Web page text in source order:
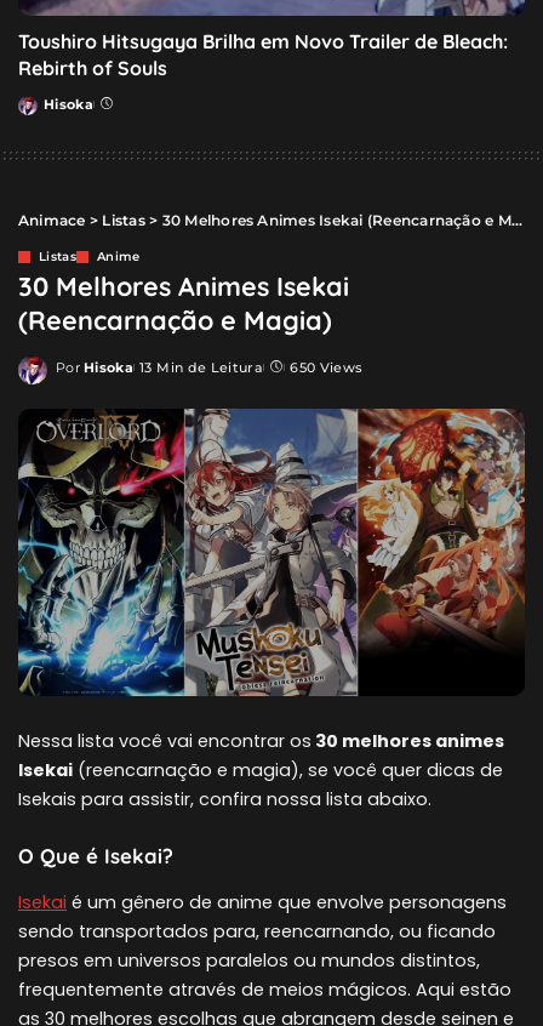
Toushiro Hitsugaya Brilha em Novo Trailer de Bleach:
Rebirth of Souls
Posted
Hisoka
Animace > Listas> 30 Melhores Animes Isekai (Reencarnação e Magia)
Listas Anime
30 Melhores Animes Isekai
(Reencarnação e Magia)
Posted
Por Hisoka 13 Min de Leitura 650 Views
Nessa lista você vai encontrar os 30 melhores animes
Isekai (reencarnação e magia), se você quer dicas de
Isekais para assistir, confira nossa lista abaixo.
O Que é Isekai?
Isekai é um gênero de anime que envolve personagens
sendo transportados para, reencarnando, ou ficando
presos em universos paralelos ou mundos distintos,
frequentemente através de meios mágicos. Aqui estão
as 30 melhores escolhas que abrangem desde seinen e